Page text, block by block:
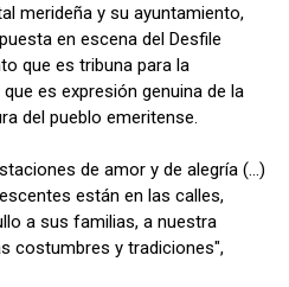
merideña y su ayuntamiento,
en escena del Desfile
que es tribuna para la
es expresión genuina de la
del pueblo emeritense.
de amor y de alegría (...)
están en las calles,
a sus familias, a nuestra
costumbres y tradiciones",